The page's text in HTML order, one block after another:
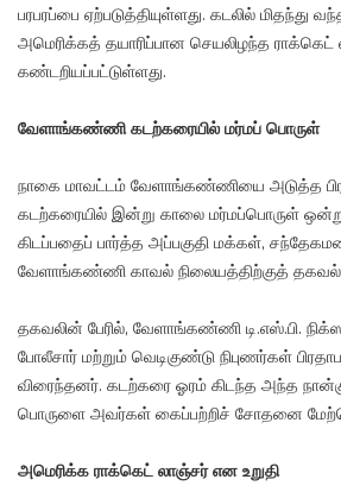
பரபரப்பை ஏற்படுத்தியுள்ளது. கடலில் மிதந்து
அமெரிக்கத் தயாரிப்பான செயலிழந்த ராக்கெட்
கண்டறியப்பட்டுள்ளது.
வேளாங்கண்ணி கடற்கரையில் மர்மப் பொருள்
நாகை மாவட்டம் வேளாங்கண்ணியை அடுத்த
கடற்கரையில் இன்று காலை மர்மப்பொருள்
கிடப்பதைப் பார்த்த அப்பகுதி மக்கள்,
வேளாங்கண்ணி காவல் நிலையத்திற்குத்
தகவலின் பேரில், வேளாங்கண்ணி டி.எஸ்.பி.
போலீசார் மற்றும் வெடிகுண்டு நிபுணர்கள்
விரைந்தனர். கடற்கரை ஓரம் கிடந்த அந்த
பொருளை அவர்கள் கைப்பற்றிச் சோதனை
அமெரிக்க ராக்கெட் லாஞ்சர் என உறுதி